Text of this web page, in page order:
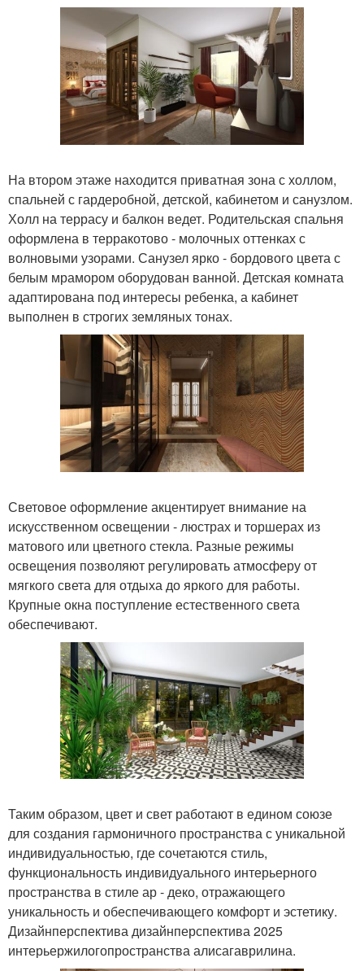
На втором этаже находится приватная зона с холлом,
спальней с гардеробной, детской, кабинетом и санузлом.
Холл на террасу и балкон ведет. Родительская спальня
оформлена в терракотово - молочных оттенках с
волновыми узорами. Санузел ярко - бордового цвета с
белым мрамором оборудован ванной. Детская комната
адаптирована под интересы ребенка, а кабинет
выполнен в строгих земляных тонах.
Световое оформление акцентирует внимание на
искусственном освещении - люстрах и торшерах из
матового или цветного стекла. Разные режимы
освещения позволяют регулировать атмосферу от
мягкого света для отдыха до яркого для работы.
Крупные окна поступление естественного света
обеспечивают.
Таким образом, цвет и свет работают в едином союзе
для создания гармоничного пространства с уникальной
индивидуальностью, где сочетаются стиль,
функциональность индивидуального интерьерного
пространства в стиле ар - деко, отражающего
уникальность и обеспечивающего комфорт и эстетику.
Дизайнперспектива дизайнперспектива 2025
интерьержилогопространства алисагаврилина.